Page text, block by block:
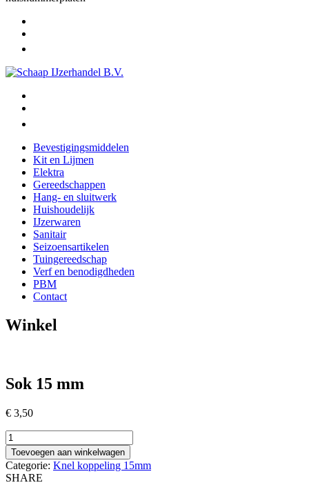
Bevestigingsmiddelen
Kit en Lijmen
Elektra
Gereedschappen
Hang- en sluitwerk
Huishoudelijk
IJzerwaren
Sanitair
Seizoensartikelen
Tuingereedschap
Verf en benodigdheden
PBM
Contact
Winkel
Sok 15 mm
€ 3,50
Sok
15
mm
aantal
Toevoegen aan winkelwagen
Categorie: Knel koppeling 15mm
SHARE